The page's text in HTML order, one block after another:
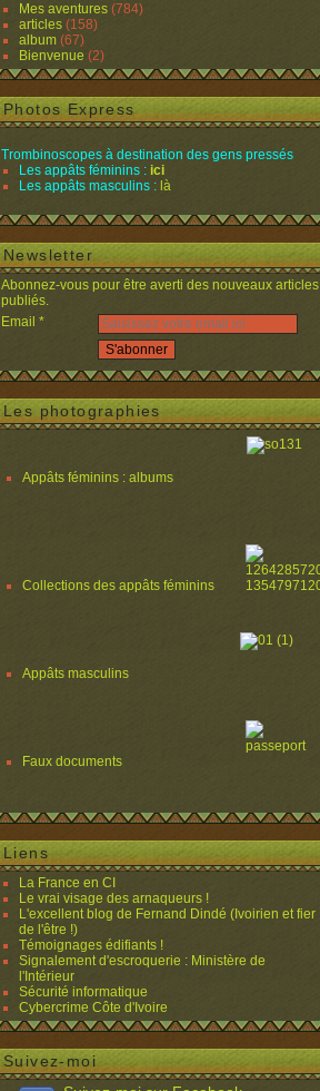
Mes aventures (784)
articles (158)
album (67)
Bienvenue (2)
Photos Express
Trombinoscopes à destination des gens pressés
Les appâts féminins : ici
Les appâts masculins : là
Newsletter
Abonnez-vous pour être averti des nouveaux articles
publiés.
Email
Les photographies
Appâts féminins : albums
Collections des appâts féminins
Appâts masculins
Faux documents
Liens
La France en CI
Le vrai visage des arnaqueurs !
L'excellent blog de Fernand Dindé (Ivoirien et fier
de l'être !)
Témoignages édifiants !
Signalement d'escroquerie : Ministère de
l'Intérieur
Sécurité informatique
Cybercrime Côte d'Ivoire
Suivez-moi